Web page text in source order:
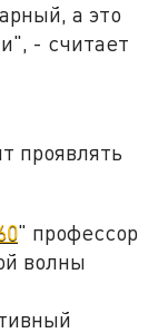
а это
- считает
проявлять
" профессор
волны